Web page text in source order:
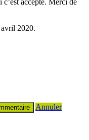
2020.
Annuler